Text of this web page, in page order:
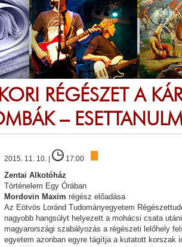
RÉGÉSZET A
–
2015. 11. 10. | 17:00
Zentai Alkotóház
Történelem Egy Órában
Mordovin Maxim régész előadása
Az Eötvös Loránd Tudományegyetem
nagyobb hangsúlyt helyezett a mohácsi csata
magyarországi szabályozás a régészeti lelőhely
egyetem azonban egyre tágítja a kutatott korszak